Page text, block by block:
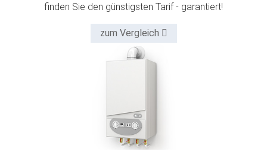
finden Sie den günstigsten Tarif - garantiert!
zum Vergleich